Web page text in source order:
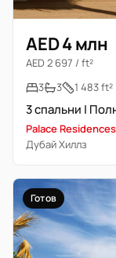
AED 4 млн
AED 2 697 / ft²
3
3 1 483 ft²
3 спальни |
Palace
Дубай Хиллз
Готов